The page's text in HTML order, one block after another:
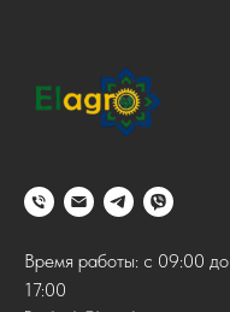
Время работы: с 09:00 до
17:00